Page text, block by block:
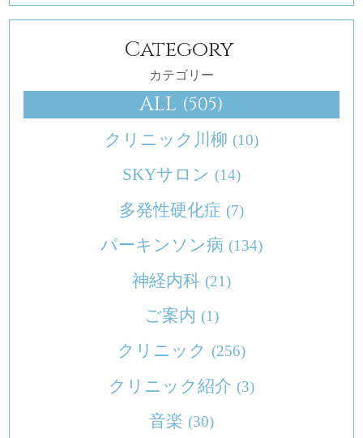
Category
カテゴリー
ALL (505)
クリニック川柳 (10)
SKYサロン (14)
多発性硬化症 (7)
パーキンソン病 (134)
神経内科 (21)
ご案内 (1)
クリニック (256)
クリニック紹介 (3)
音楽 (30)